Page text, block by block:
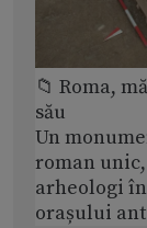
📁 Roma,
său
Un
roman
arheologi
orașului